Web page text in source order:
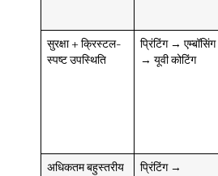
सुरक्षा + क्रिस्टल-
स्पष्ट उपस्थिति
प्रिंटिंग → एम्बॉसिंग
→ यूवी कोटिंग
अधिकतम बहुस्तरीय
प्रिंटिंग →